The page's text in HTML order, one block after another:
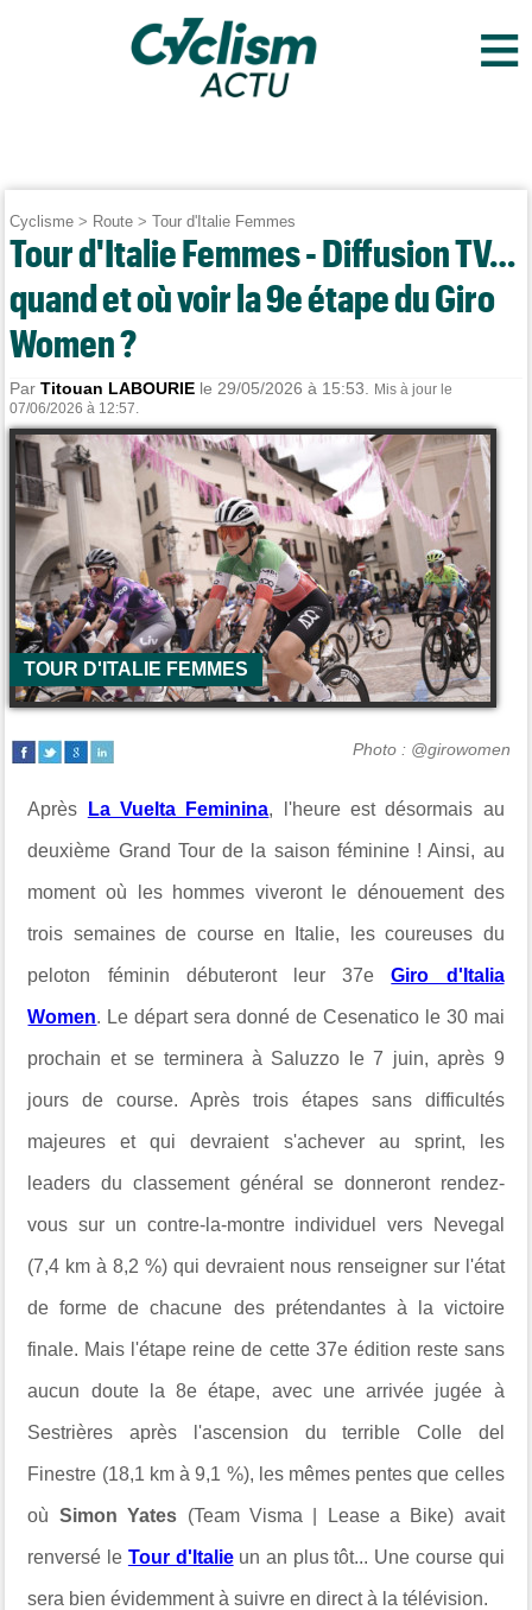
≡
Cyclisme > Route >Tour d'Italie Femmes
Tour d'Italie Femmes - Diffusion TV…
quand et où voir la 9e étape du Giro
Women ?
ParTitouan LABOURIE le 29/05/2026 à 15:53.
Mis à jour le
07/06/2026 à 12:57.
TOUR D'ITALIE FEMMES
Photo : @girowomen
Après La Vuelta Feminina, l'heure est désormais au
deuxième Grand Tour de la saison féminine ! Ainsi, au
moment où les hommes viveront le dénouement des
trois semaines de course en Italie, les coureuses du
peloton féminin débuteront leur 37eGiro d'Italia
Women. Le départ sera donné de Cesenatico le 30 mai
prochain et se terminera à Saluzzo le 7 juin, après 9
jours de course. Après trois étapes sans difficultés
majeures et qui devraient s'achever au sprint, les
leaders du classement général se donneront rendez-
vous sur un contre-la-montre individuel vers Nevegal
(7,4 km à 8,2 %) qui devraient nous renseigner sur l'état
de forme de chacune des prétendantes à la victoire
finale. Mais l'étape reine de cette 37e édition reste sans
aucun doute la 8e étape, avec une arrivée jugée à
Sestrières après l'ascension du terrible Colle del
Finestre (18,1 km à 9,1 %), les mêmes pentes que celles
où Simon Yates (Team Visma | Lease a Bike) avait
renversé le Tour d'Italie un an plus tôt... Une course qui
sera bien évidemment à suivre en direct à la télévision.